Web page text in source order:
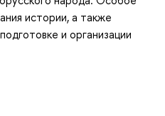
истории, а также
и организации